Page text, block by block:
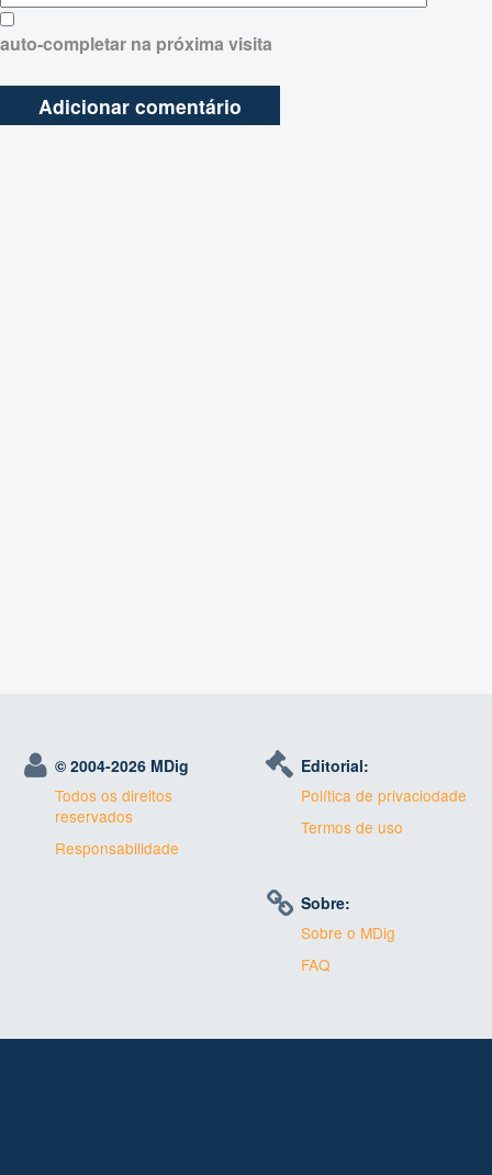
auto-completar na próxima visita
© 2004-2026 MDig
Todos os direitos
reservados
Responsabilidade
Editorial:
Política de privaciodade
Termos de uso
Sobre:
Sobre o MDig
FAQ